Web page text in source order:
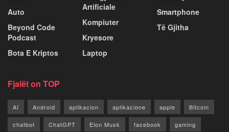
Auto
Beyond Code
Podcast
Bota E Kriptos
Artificiale
Kompiuter
Kryesore
Laptop
Smartphone
Të Gjitha
Fjalët on TOP
AI Android aplikacion aplikacione apple Bitcoin
chatbot ChatGPT Elon Musk facebook gaming